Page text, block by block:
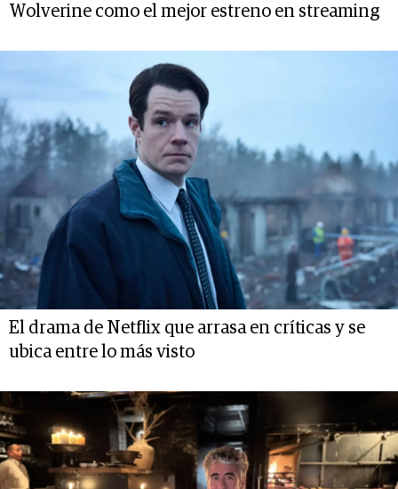
Wolverine como el mejor estreno en streaming
El drama de Netflix que arrasa en críticas y se
ubica entre lo más visto